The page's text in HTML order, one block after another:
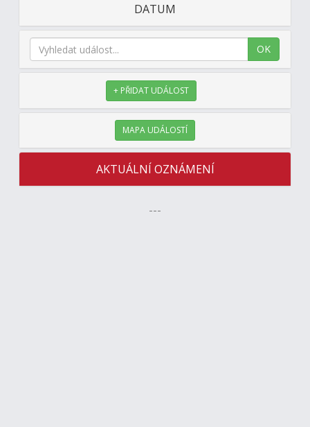
DATUM
OK
+ PŘIDAT UDÁLOST
MAPA UDÁLOSTÍ
AKTUÁLNÍ OZNÁMENÍ
---